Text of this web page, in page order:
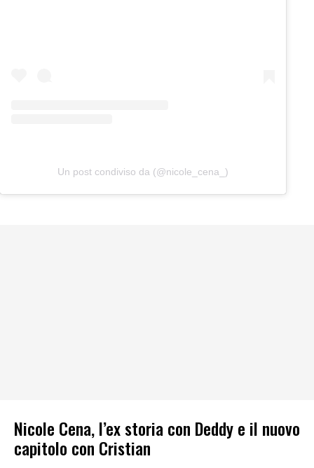
Un post condiviso da (@nicole_cena_)
Nicole Cena, l’ex storia con Deddy e il nuovo
capitolo con Cristian